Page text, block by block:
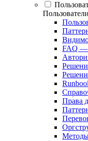
FAQ —
Права